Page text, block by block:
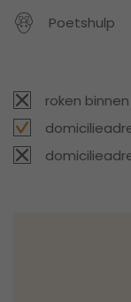
Poetshulp
roken